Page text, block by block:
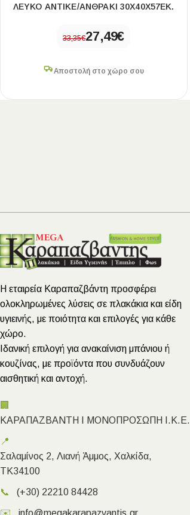
ΛΕΥΚΌ ΑΝΤΙΚΈ/ΑΝΘΡΑΚΊ 30X40X57ΕΚ.
33,35€27,49€
Αποστολή στο χώρο σου
Η εταιρεία Καραπαζβάντη προσφέρει
ολοκληρωμένες λύσεις σε πλακάκια και είδη
υγιεινής, με ποιότητα και επιλογές για κάθε
χώρο.
Ιδανική επιλογή για ανακαίνιση μπάνιου ή
κουζίνας, με προϊόντα που συνδυάζουν
αισθητική και αντοχή.
🏢
ΚΑΡΑΠΑΖΒΑΝΤΗ Ι ΜΟΝΟΠΡΟΣΩΠΗ Ι.Κ.Ε.
📍
Σαλαμίνος 2, Λιανή Άμμος, Χαλκίδα,
ΤΚ34100
📞 (+30) 22210 84428
✉️ info@megakarapazvantis.gr